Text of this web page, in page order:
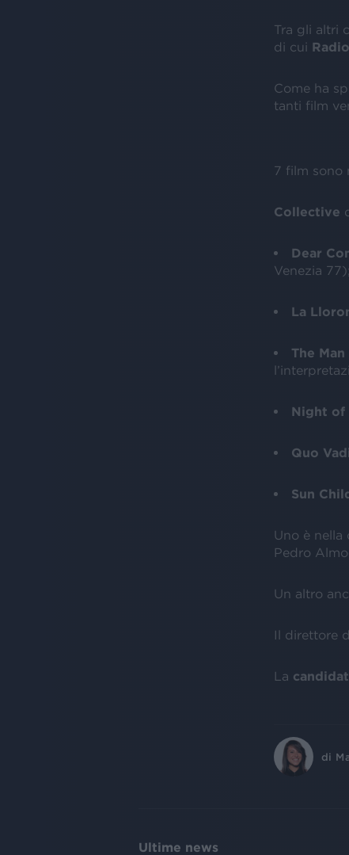
Tra gli altri
di cui
Come ha
tanti film
7 film sono
Collective
Dear
Venezia 77);
La
The
Night of
Quo
Sun
Uno è nella
Pedro
Un altro
Il direttore
La
di
Ultime news